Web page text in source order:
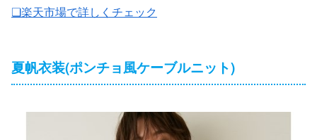
❏楽天市場で詳しくチェック
夏帆衣装(ポンチョ風ケーブルニット)